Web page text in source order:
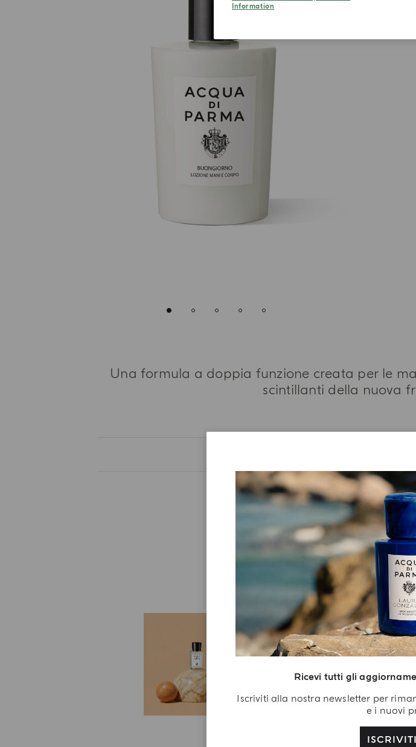
Ricevi tutti gli
Iscriviti alla nostra newsletter per
e i nuovi
Una formula a doppia funzione creata per le
scintillanti della nuova
LISTA
L'ARTE
Regalo Di
Benvenuto
Unisciti a noi: crea il tuo
account Acqua di Parma
Information